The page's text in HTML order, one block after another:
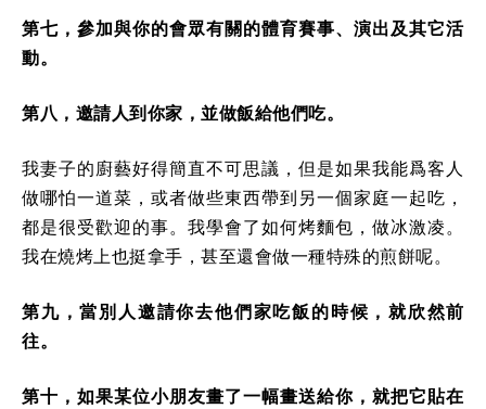
第七，參加與你的會眾有關的體育賽事、演出及其它活
動。
第八，邀請人到你家，並做飯給他們吃。
我妻子的廚藝好得簡直不可思議，但是如果我能爲客人
做哪怕一道菜，或者做些東西帶到另一個家庭一起吃，
都是很受歡迎的事。我學會了如何烤麵包，做冰激凌。
我在燒烤上也挺拿手，甚至還會做一種特殊的煎餅呢。
第九，當別人邀請你去他們家吃飯的時候，就欣然前
往。
第十，如果某位小朋友畫了一幅畫送給你，就把它貼在